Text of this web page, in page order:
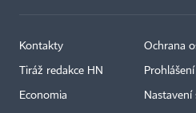
Kontakty
Tiráž redakce HN
Economia
Ochrana